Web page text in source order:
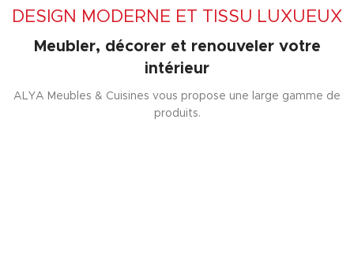
DESIGN MODERNE ET TISSU LUXUEUX
Meubler, décorer et renouveler votre
intérieur
ALYA Meubles & Cuisines vous propose une large gamme de
produits.